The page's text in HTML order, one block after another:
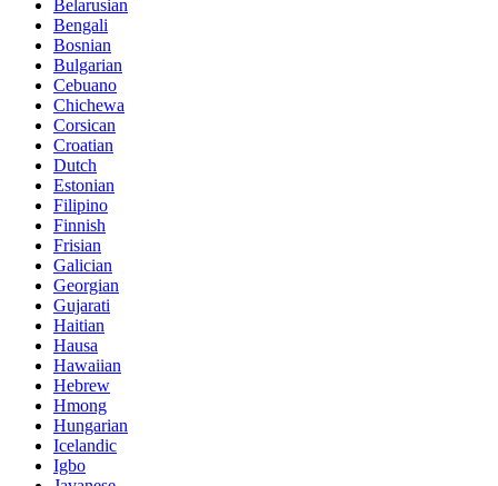
Belarusian
Bengali
Bosnian
Bulgarian
Cebuano
Chichewa
Corsican
Croatian
Dutch
Estonian
Filipino
Finnish
Frisian
Galician
Georgian
Gujarati
Haitian
Hausa
Hawaiian
Hebrew
Hmong
Hungarian
Icelandic
Igbo